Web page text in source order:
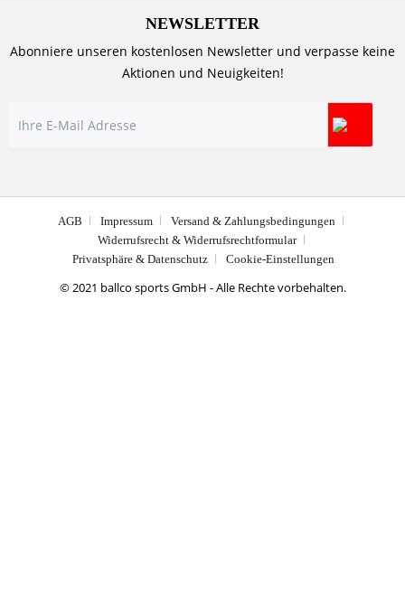
NEWSLETTER
Abonniere unseren kostenlosen Newsletter und verpasse keine
Aktionen und Neuigkeiten!
© 2021 ballco sports GmbH - Alle Rechte vorbehalten.
AGB Impressum
Versand & Zahlungsbedingungen
Widerrufsrecht & Widerrufsrechtformular
Privatsphäre & Datenschutz
Cookie-Einstellungen